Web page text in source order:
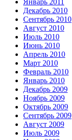
Декабрь 2010
Сентябрь 2010
Август 2010
Июль 2010
Июнь 2010
Апрель 2010
Март 2010
Февраль 2010
Январь 2010
Декабрь 2009
Ноябрь 2009
Октябрь 2009
Сентябрь 2009
Август 2009
Июль 2009